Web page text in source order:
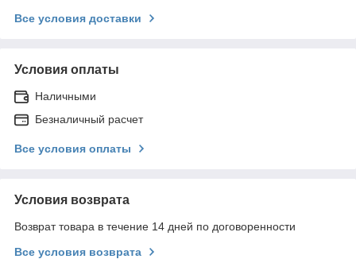
Все условия доставки
Условия оплаты
Наличными
Безналичный расчет
Все условия оплаты
Условия возврата
Возврат товара в течение 14 дней по договоренности
Все условия возврата